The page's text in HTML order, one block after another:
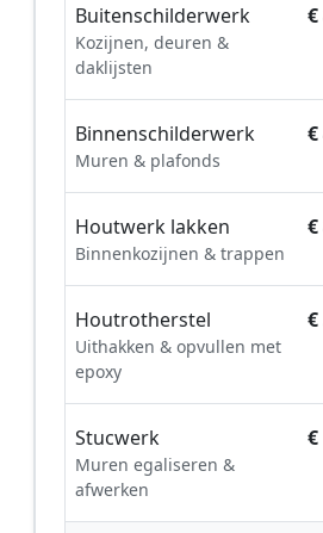
Buitenschilderwerk
Kozijnen, deuren &
daklijsten
€
Binnenschilderwerk
Muren & plafonds
€
Houtwerk lakken
Binnenkozijnen & trappen
€
Houtrotherstel
Uithakken & opvullen met
epoxy
€
Stucwerk
Muren egaliseren &
afwerken
€